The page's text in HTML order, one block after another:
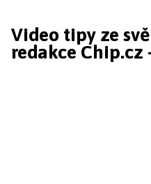
Video tipy ze
redakce Chip.cz